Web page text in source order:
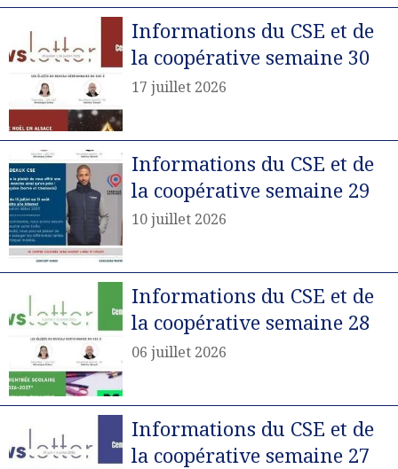
Informations du CSE et de
la coopérative semaine 30
17 juillet 2026
Informations du CSE et de
la coopérative semaine 29
10 juillet 2026
Informations du CSE et de
la coopérative semaine 28
06 juillet 2026
Informations du CSE et de
la coopérative semaine 27